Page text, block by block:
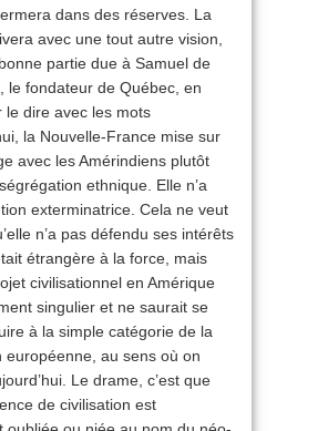
dans des réserves. La
avec une tout autre vision,
partie due à Samuel de
le fondateur de Québec, en
le dire avec les mots
la Nouvelle-France mise sur
avec les Amérindiens plutôt
ethnique. Elle n’a
exterminatrice. Cela ne veut
n’a pas défendu ses intérêts
étrangère à la force, mais
civilisationnel en Amérique
singulier et ne saurait se
à la simple catégorie de la
européenne, au sens où on
Le drame, c’est que
de civilisation est